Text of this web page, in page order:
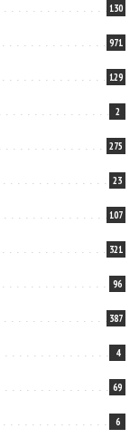
130
971
129
2
275
23
107
321
96
387
4
69
6